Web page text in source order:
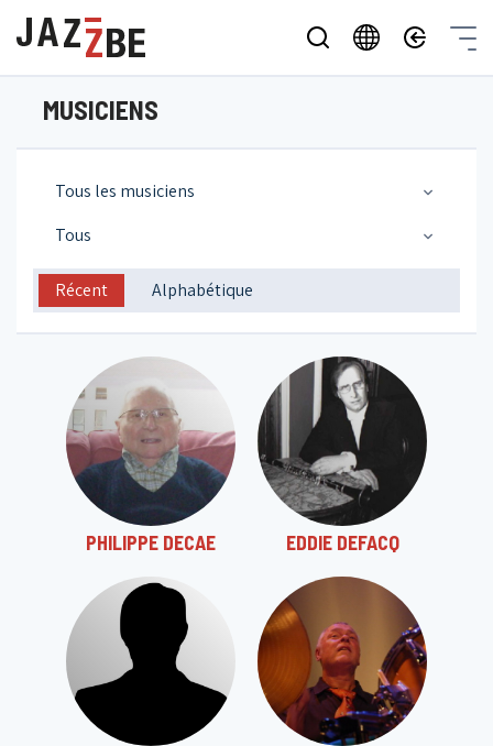
MUSICIENS
Tous les musiciens
Tous
Récent Alphabétique
PHILIPPE DECAE EDDIE DEFACQ